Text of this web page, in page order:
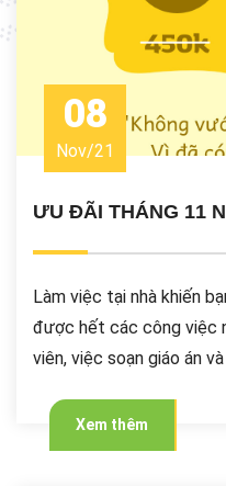
08
Nov/21
ƯU ĐÃI THÁNG 11
Làm việc tại nhà khiến
được hết các công việc
viên, việc soạn giáo án
cho bạn rồi đây !!!
Xem thêm